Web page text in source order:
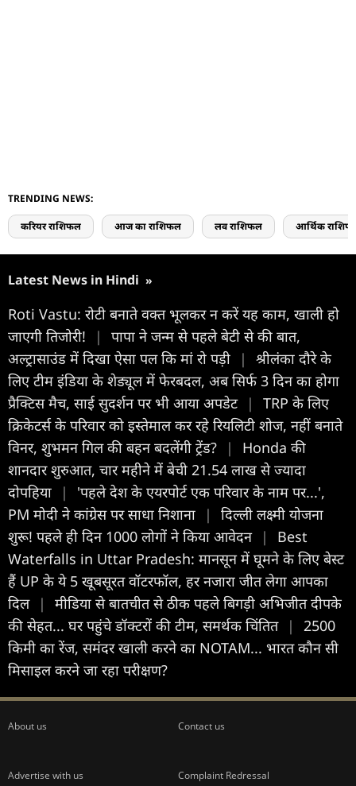
TRENDING NEWS:
करियर राशिफल आज का राशिफल लव राशिफल आर्थिक
Latest News in Hindi »
Roti Vastu: रोटी बनाते वक्त भूलकर न करें यह काम, खाली हो
जाएगी तिजोरी!
|
पापा ने जन्म से पहले बेटी से की बात,
अल्ट्रासाउंड में दिखा ऐसा पल कि मां रो पड़ी
|
श्रीलंका दौरे के
लिए टीम इंडिया के शेड्यूल में फेरबदल, अब सिर्फ 3 दिन का होगा
प्रैक्टिस मैच, साई सुदर्शन पर भी आया अपडेट |
TRP के लिए
क्रिकेटर्स के परिवार को इस्तेमाल कर रहे रियलिटी शोज, नहीं बनाते
विनर, शुभमन गिल की बहन बदलेंगी ट्रेंड?
|
Honda की
शानदार शुरुआत, चार महीने में बेची 21.54 लाख से ज्यादा
दोपहिया
|
'पहले देश के एयरपोर्ट एक परिवार के नाम पर...',
PM मोदी ने कांग्रेस पर साधा निशाना
|
दिल्ली लक्ष्मी योजना
शुरू! पहले ही दिन 1000 लोगों ने किया आवेदन |
Best
Waterfalls in Uttar Pradesh: मानसून में घूमने के लिए बेस्ट
हैं UP के ये 5 खूबसूरत वॉटरफॉल, हर नजारा जीत लेगा आपका
दिल |
मीडिया से बातचीत से ठीक पहले बिगड़ी अभिजीत दीपके
की सेहत... घर पहुंचे डॉक्टरों की टीम, समर्थक चिंतित |
2500
किमी का रेंज, समंदर खाली करने का NOTAM... भारत कौन सी
मिसाइल करने जा रहा परीक्षण?
About us Contact us
Advertise with us Complaint Redressal